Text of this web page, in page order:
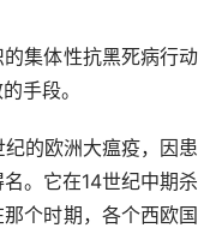
集体性抗黑死病行动
手段。
的欧洲大瘟疫，因患
。它在14世纪中期杀
个时期，各个西欧国